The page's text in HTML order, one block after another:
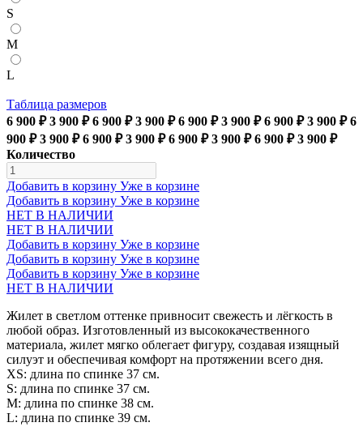
S
M
L
Таблица размеров
6 900 ₽ 3 900 ₽ 6 900 ₽ 3 900 ₽ 6 900 ₽ 3 900 ₽ 6 900 ₽ 3 900 ₽ 6
900 ₽ 3 900 ₽ 6 900 ₽ 3 900 ₽ 6 900 ₽ 3 900 ₽ 6 900 ₽ 3 900 ₽
Количество
Добавить в корзину Уже в корзине
Добавить в корзину Уже в корзине
НЕТ В НАЛИЧИИ
НЕТ В НАЛИЧИИ
Добавить в корзину Уже в корзине
Добавить в корзину Уже в корзине
Добавить в корзину Уже в корзине
НЕТ В НАЛИЧИИ
Жилет в светлом оттенке привносит свежесть и лёгкость в
любой образ. Изготовленный из высококачественного
материала, жилет мягко облегает фигуру, создавая изящный
силуэт и обеспечивая комфорт на протяжении всего дня.
XS: длина по спинке 37 см.
S: длина по спинке 37 см.
М: длина по спинке 38 см.
L: длина по спинке 39 см.